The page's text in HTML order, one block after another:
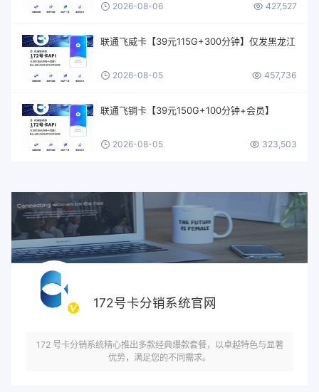
2026-08-06 427,527
联通飞威卡【39元115G+300分钟】仅发黑龙江
2026-08-05 457,736
联通飞铜卡【39元150G+100分钟+会员】
2026-08-05 323,503
172号卡分销系统官网
172 号卡分销系统精心推出多款经典爆款套餐，以卓越特色与显著
优势，满足您的不同需求。